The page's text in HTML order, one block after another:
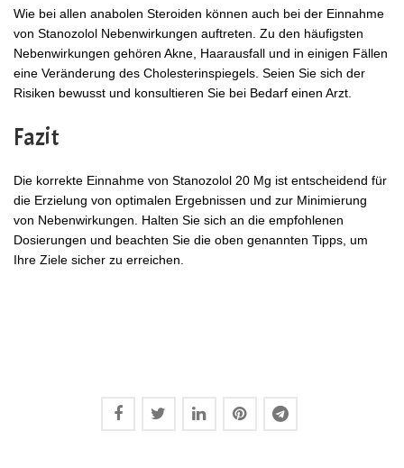
Wie bei allen anabolen Steroiden können auch bei der Einnahme
von Stanozolol Nebenwirkungen auftreten. Zu den häufigsten
Nebenwirkungen gehören Akne, Haarausfall und in einigen Fällen
eine Veränderung des Cholesterinspiegels. Seien Sie sich der
Risiken bewusst und konsultieren Sie bei Bedarf einen Arzt.
Fazit
Die korrekte Einnahme von Stanozolol 20 Mg ist entscheidend für
die Erzielung von optimalen Ergebnissen und zur Minimierung
von Nebenwirkungen. Halten Sie sich an die empfohlenen
Dosierungen und beachten Sie die oben genannten Tipps, um
Ihre Ziele sicher zu erreichen.